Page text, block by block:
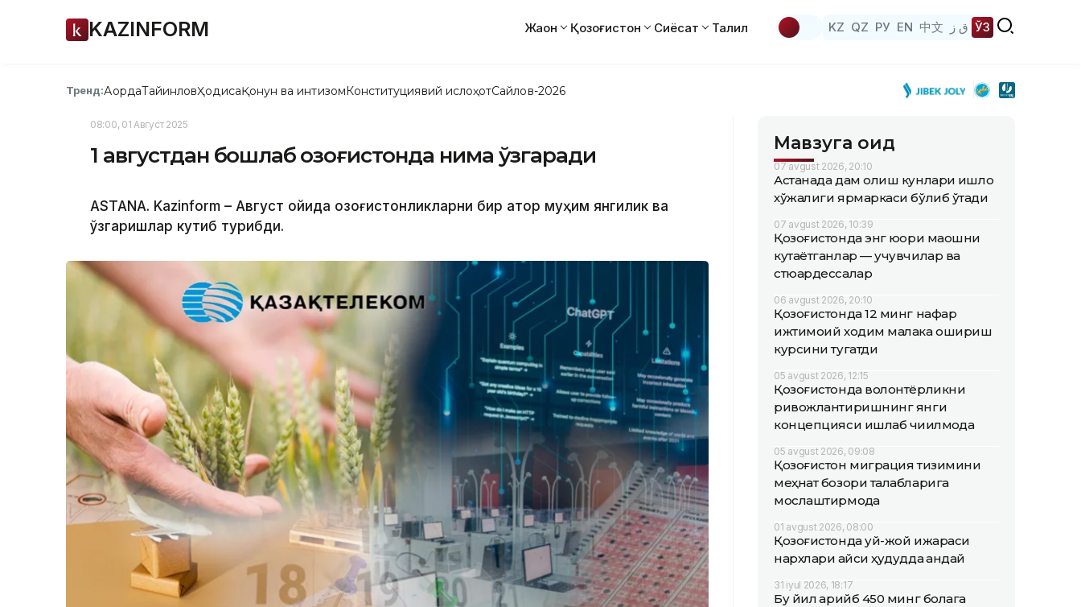
KAZINFORM Жаҳон Қозоғистон Сиёсат Таҳлил KZ QZ РУ EN 中文 ق ز ЎЗ
Тренд:АқордаТайинловҲодисаҚонун ва интизомКонституциявий ислоҳотСайлов-2026
08:00, 01 Август 2025
1 августдан бошлаб Қозоғистонда нима ўзгаради
ASTANA. Kazinform – Август ойида қозоғистонликларни бир қатор муҳим янгилик ва
ўзгаришлар кутиб турибди.
Мавзуга оид
07 avgust 2026, 20:10
Астанада дам олиш кунлари қишлоқ
хўжалиги ярмаркаси бўлиб ўтади
07 avgust 2026, 10:39
Қозоғистонда энг юқори маошни
кутаётганлар — учувчилар ва
стюардессалар
06 avgust 2026, 20:10
Қозоғистонда 12 минг нафар
ижтимоий ходим малака ошириш
курсини тугатди
05 avgust 2026, 12:15
Қозоғистонда волонтёрликни
ривожлантиришнинг янги
концепцияси ишлаб чиқилмоқда
05 avgust 2026, 09:08
Қозоғистон миграция тизимини
меҳнат бозори талабларига
мослаштирмоқда
01 avgust 2026, 08:00
Қозоғистонда уй-жой ижараси
нархлари қайси ҳудудда қандай
31 iyul 2026, 18:17
Бу йил қарийб 450 минг болага